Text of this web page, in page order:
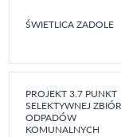
ŚWIETLICA ZADOLE
PROJEKT 3.7 PUNKT
SELEKTYWNEJ
ODPADÓW
KOMUNALNYCH